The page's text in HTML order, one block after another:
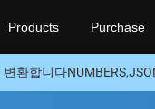
Products Purchase
환합니다